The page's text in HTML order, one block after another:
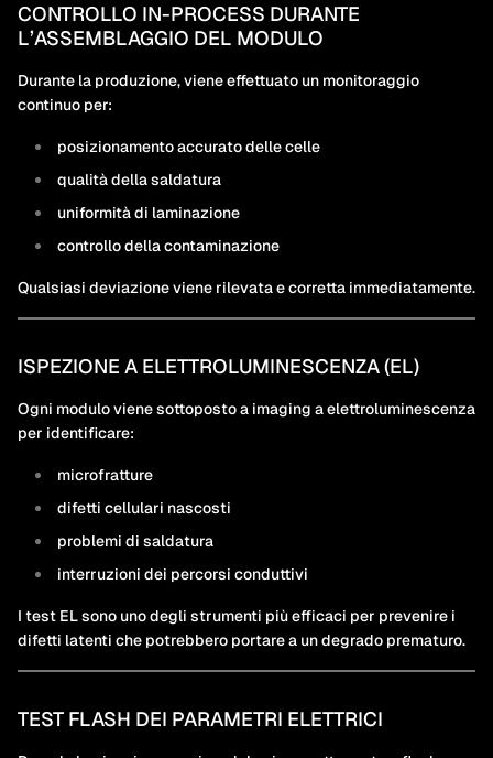
CONTROLLO IN-PROCESS DURANTE
L’ASSEMBLAGGIO DEL MODULO
Durante la produzione, viene effettuato un monitoraggio
continuo per:
posizionamento accurato delle celle
qualità della saldatura
uniformità di laminazione
controllo della contaminazione
Qualsiasi deviazione viene rilevata e corretta immediatamente.
ISPEZIONE A ELETTROLUMINESCENZA (EL)
Ogni modulo viene sottoposto a imaging a elettroluminescenza
per identificare:
microfratture
difetti cellulari nascosti
problemi di saldatura
interruzioni dei percorsi conduttivi
I test EL sono uno degli strumenti più efficaci per prevenire i
difetti latenti che potrebbero portare a un degrado prematuro.
TEST FLASH DEI PARAMETRI ELETTRICI